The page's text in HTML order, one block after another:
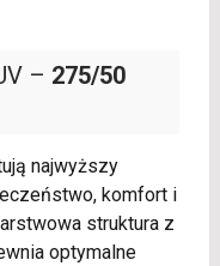
– 275/50
najwyższy
komfort i
struktura z
optymalne